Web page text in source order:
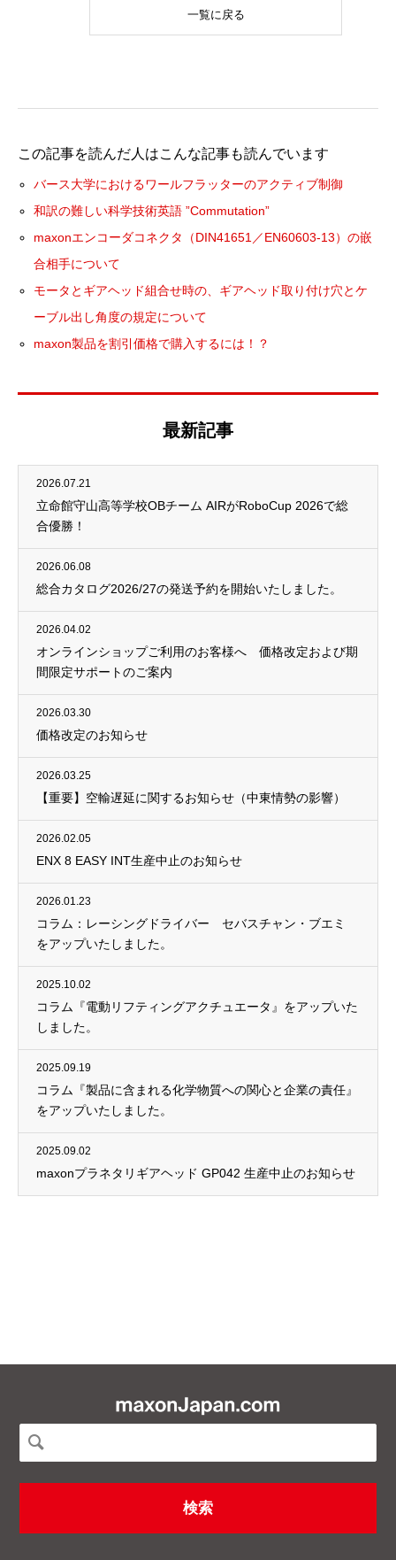
一覧に戻る
この記事を読んだ人はこんな記事も読んでいます
バース大学におけるワールフラッターのアクティブ制御
和訳の難しい科学技術英語 ”Commutation”
maxonエンコーダコネクタ（DIN41651／EN60603-13）の嵌
合相手について
モータとギアヘッド組合せ時の、ギアヘッド取り付け穴とケ
ーブル出し角度の規定について
maxon製品を割引価格で購入するには！？
最新記事
2026.07.21
立命館守山高等学校OBチーム AIRがRoboCup 2026で総
合優勝！
2026.06.08
総合カタログ2026/27の発送予約を開始いたしました。
2026.04.02
オンラインショップご利用のお客様へ 価格改定および期
間限定サポートのご案内
2026.03.30
価格改定のお知らせ
2026.03.25
【重要】空輸遅延に関するお知らせ（中東情勢の影響）
2026.02.05
ENX 8 EASY INT生産中止のお知らせ
2026.01.23
コラム：レーシングドライバー セバスチャン・ブエミ
をアップいたしました。
2025.10.02
コラム『電動リフティングアクチュエータ』をアップいた
しました。
2025.09.19
コラム『製品に含まれる化学物質への関心と企業の責任』
をアップいたしました。
2025.09.02
maxonプラネタリギアヘッド GP042 生産中止のお知らせ